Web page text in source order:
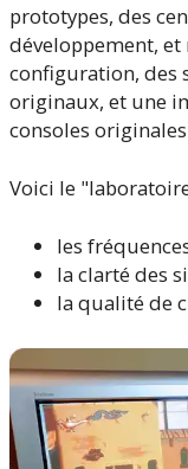
prototypes, des
développement, et
configuration, des
originaux, et une
consoles
Voici le
les
la clarté des
la qualité de